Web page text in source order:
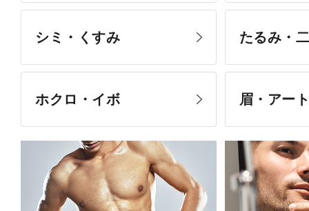
シミ・くすみ
ホクロ・イボ
たるみ・
眉・アー